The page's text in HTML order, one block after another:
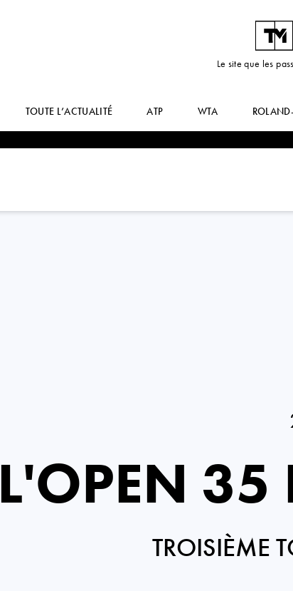
Le site que les
TOUTE L’ACTUALITÉ ATP WTA
L'OPEN 35
TROISIÈME